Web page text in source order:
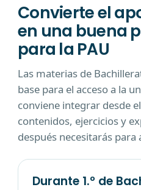
Convierte el
en una buena
para la PAU
Las materias de
base para el acceso a la
conviene integrar desde
contenidos, ejercicios y
después necesitarás
Durante 1.º de